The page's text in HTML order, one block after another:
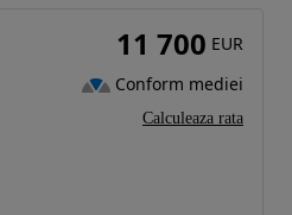
11 700 EUR
Conform mediei
Calculeaza rata